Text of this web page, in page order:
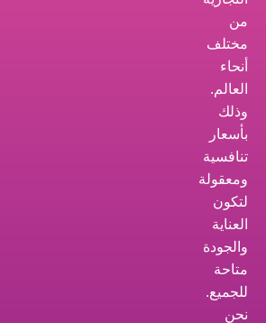
من
مختلف
أنحاء
العالم.
وذلك
بأسعار
تنافسية
ومعقولة
لتكون
العناية
والجودة
متاحة
للجميع.
نحن